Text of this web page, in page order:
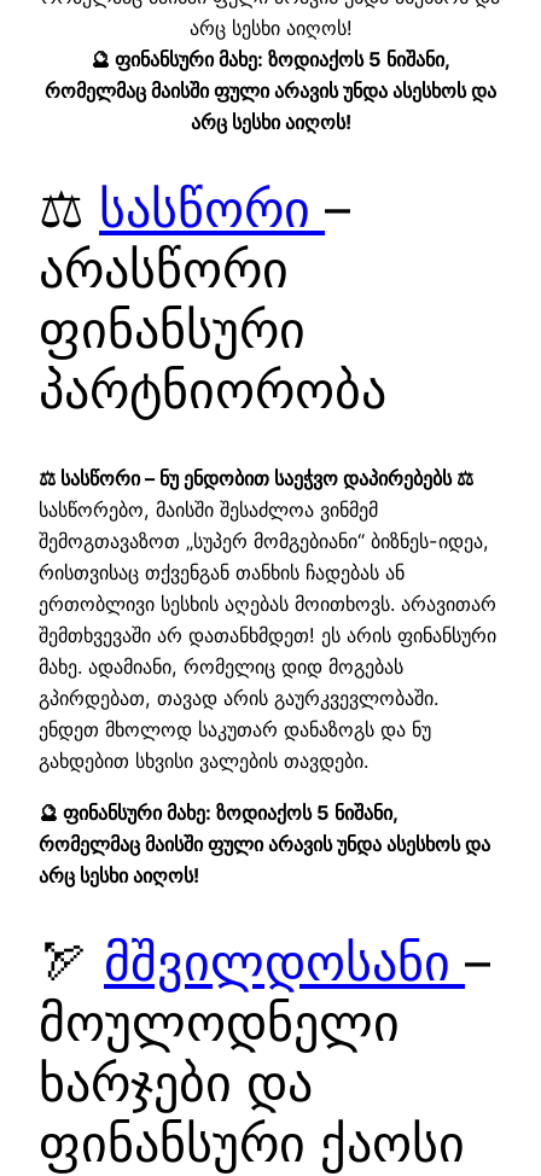
🔮 ფინანსური მახე: ზოდიაქოს 5 ნიშანი,
რომელმაც მაისში ფული არავის უნდა ასესხოს და
არც სესხი აიღოს!
⚖️ სასწორი –
არასწორი
ფინანსური
პარტნიორობა
⚖️ სასწორი – ნუ ენდობით საეჭვო დაპირებებს ⚖️
სასწორებო, მაისში შესაძლოა ვინმემ
შემოგთავაზოთ „სუპერ მომგებიანი“ ბიზნეს-იდეა,
რისთვისაც თქვენგან თანხის ჩადებას ან
ერთობლივი სესხის აღებას მოითხოვს. არავითარ
შემთხვევაში არ დათანხმდეთ! ეს არის ფინანსური
მახე. ადამიანი, რომელიც დიდ მოგებას
გპირდებათ, თავად არის გაურკვევლობაში.
ენდეთ მხოლოდ საკუთარ დანაზოგს და ნუ
გახდებით სხვისი ვალების თავდები.
🔮 ფინანსური მახე: ზოდიაქოს 5 ნიშანი,
რომელმაც მაისში ფული არავის უნდა ასესხოს და
არც სესხი აიღოს!
🏹 მშვილდოსანი –
მოულოდნელი
ხარჯები და
ფინანსური ქაოსი